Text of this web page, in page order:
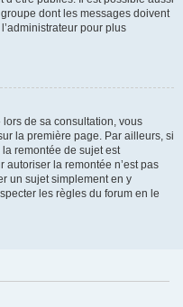
dont les messages doivent
pour plus
de sa consultation, vous
la première page. Par ailleurs, si
remontée de sujet est
autoriser la remontée n’est pas
un sujet simplement en y
les règles du forum en le